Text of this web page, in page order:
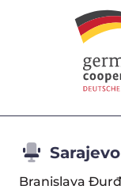
Sarajevo
Branislava